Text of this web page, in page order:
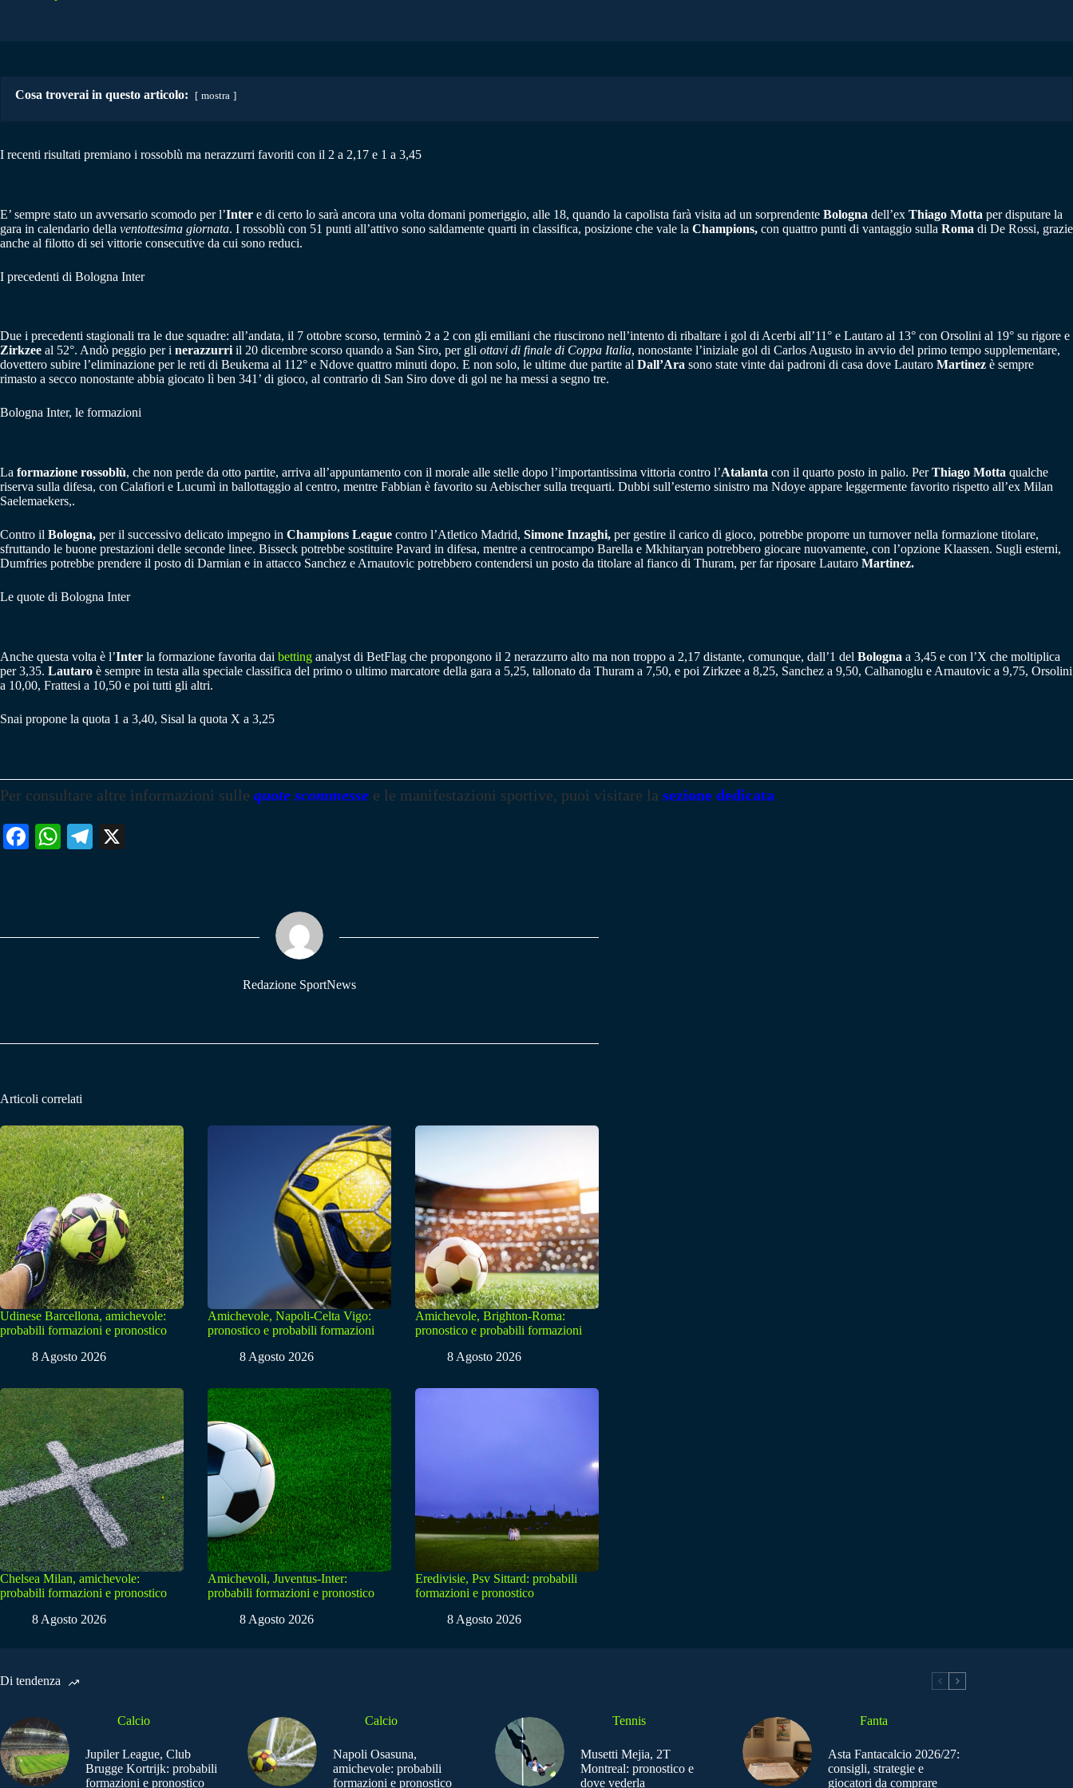
Cosa troverai in questo articolo: mostra
I recenti risultati premiano i rossoblù ma nerazzurri favoriti con il 2 a 2,17 e 1 a 3,45
E’ sempre stato un avversario scomodo per l’Inter e di certo lo sarà ancora una volta domani pomeriggio, alle 18, quando la capolista farà visita ad un sorprendente Bologna dell’ex Thiago Motta per disputare la
gara in calendario della ventottesima giornata. I rossoblù con 51 punti all’attivo sono saldamente quarti in classifica, posizione che vale la Champions, con quattro punti di vantaggio sulla Roma di De Rossi, grazie
anche al filotto di sei vittorie consecutive da cui sono reduci.
I precedenti di Bologna Inter
Due i precedenti stagionali tra le due squadre: all’andata, il 7 ottobre scorso, terminò 2 a 2 con gli emiliani che riuscirono nell’intento di ribaltare i gol di Acerbi all’11° e Lautaro al 13° con Orsolini al 19° su rigore e
Zirkzee al 52°. Andò peggio per i nerazzurriil 20 dicembre scorso quando a San Siro, per gli ottavi di finale di Coppa Italia, nonostante l’iniziale gol di Carlos Augusto in avvio del primo tempo supplementare,
dovettero subire l’eliminazione per le reti di Beukema al 112° e Ndove quattro minuti dopo. E non solo, le ultime due partite al Dall’Ara sono state vinte dai padroni di casa dove Lautaro Martinez è sempre
rimasto a secco nonostante abbia giocato lì ben 341’ di gioco, al contrario di San Siro dove di gol ne ha messi a segno tre.
Bologna Inter, le formazioni
La formazione rossoblù, che non perde da otto partite, arriva all’appuntamento con il morale alle stelle dopo l’importantissima vittoria contro l’Atalanta con il quarto posto in palio. PerThiago Motta qualche
riserva sulla difesa, con Calafiori e Lucumì in ballottaggio al centro, mentre Fabbian è favorito su Aebischer sulla trequarti. Dubbi sull’esterno sinistro ma Ndoye appare leggermente favorito rispetto all’ex Milan
Saelemaekers,.
Contro il Bologna, per il successivo delicato impegno in Champions League contro l’Atletico Madrid, Simone Inzaghi, per gestire il carico di gioco, potrebbe proporre un turnover nella formazione titolare,
sfruttando le buone prestazioni delle seconde linee. Bisseck potrebbe sostituire Pavard in difesa, mentre a centrocampo Barella e Mkhitaryan potrebbero giocare nuovamente, con l’opzione Klaassen. Sugli esterni,
Dumfries potrebbe prendere il posto di Darmian e in attacco Sanchez e Arnautovic potrebbero contendersi un posto da titolare al fianco di Thuram, per far riposare Lautaro Martinez.
Le quote di Bologna Inter
Anche questa volta è l’Inter la formazione favorita dai betting analyst di BetFlag che propongono il 2 nerazzurro alto ma non troppo a 2,17 distante, comunque, dall’1 del Bologna a 3,45 e con l’X che moltiplica
per 3,35. Lautaro è sempre in testa alla speciale classifica del primo o ultimo marcatore della gara a 5,25, tallonato da Thuram a 7,50, e poi Zirkzee a 8,25, Sanchez a 9,50, Calhanoglu e Arnautovic a 9,75, Orsolini
a 10,00, Frattesi a 10,50 e poi tutti gli altri.
Snai propone la quota 1 a 3,40, Sisal la quota X a 3,25
Per consultare altre informazioni sulle quote scommesse e le manifestazioni sportive, puoi visitare la sezione dedicata
Fa W
pp
Te
m
Redazione SportNews
Articoli correlati
Udinese Barcellona, amichevole:
probabili formazioni e pronostico
8 Agosto 2026
Amichevole, Napoli-Celta Vigo:
pronostico e probabili formazioni
8 Agosto 2026
Amichevole, Brighton-Roma:
pronostico e probabili formazioni
8 Agosto 2026
Chelsea Milan, amichevole:
probabili formazioni e pronostico
8 Agosto 2026
Amichevoli, Juventus-Inter:
probabili formazioni e pronostico
8 Agosto 2026
Eredivisie, Psv Sittard: probabili
formazioni e pronostico
8 Agosto 2026
Di tendenza
Calcio
Jupiler League, Club
Brugge Kortrijk: probabili
formazioni e pronostico
Calcio
Napoli Osasuna,
amichevole: probabili
formazioni e pronostico
Tennis
Musetti Mejia, 2T
Montreal: pronostico e
dove vederla
Fanta
Asta Fantacalcio 2026/27:
consigli, strategie e
giocatori da comprare